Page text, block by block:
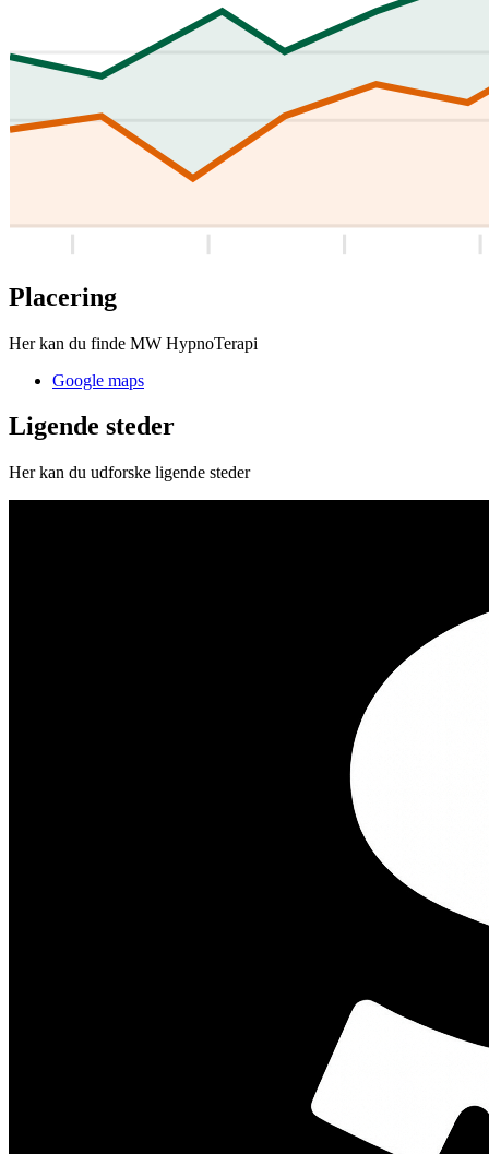
Placering
Her kan du finde MW HypnoTerapi
Google maps
Ligende steder
Her kan du udforske ligende steder